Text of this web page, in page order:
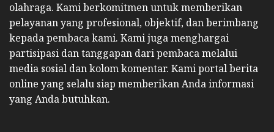
olahraga. Kami berkomitmen untuk memberikan
pelayanan yang profesional, objektif, dan berimbang
kepada pembaca kami. Kami juga menghargai
partisipasi dan tanggapan dari pembaca melalui
media sosial dan kolom komentar. Kami portal berita
online yang selalu siap memberikan Anda informasi
yang Anda butuhkan.